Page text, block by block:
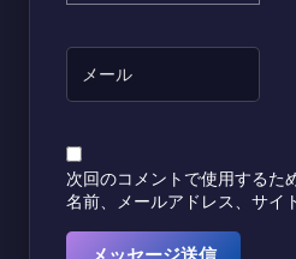
次回のコメントで使用するた
名前、メールアドレス、サイ